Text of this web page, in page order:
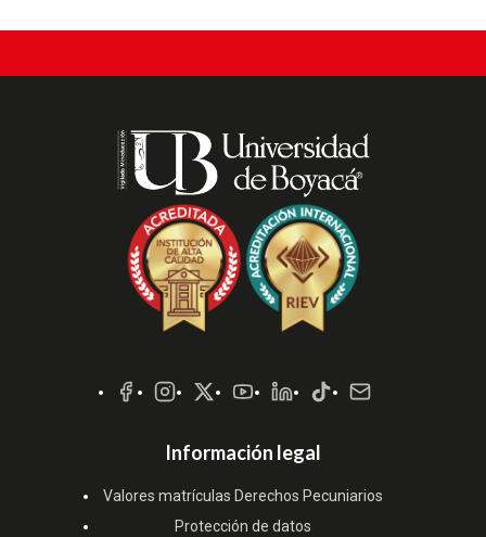
Sociales
Información legal
Valores matrículas Derechos Pecuniarios
Protección de datos